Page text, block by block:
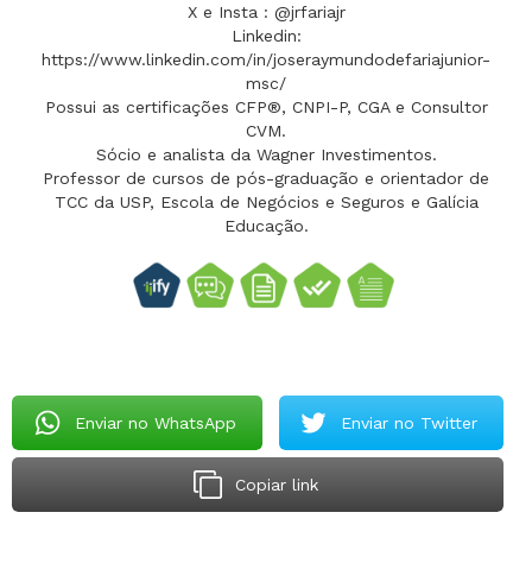
X e Insta : @jrfariajr
Linkedin:
https://www.linkedin.com/in/joseraymundodefariajunior-
msc/
Possui as certificações CFP®, CNPI-P, CGA e Consultor
CVM.
Sócio e analista da Wagner Investimentos.
Professor de cursos de pós-graduação e orientador de
TCC da USP, Escola de Negócios e Seguros e Galícia
Educação.
Enviar no WhatsApp Enviar no Twitter
Copiar link